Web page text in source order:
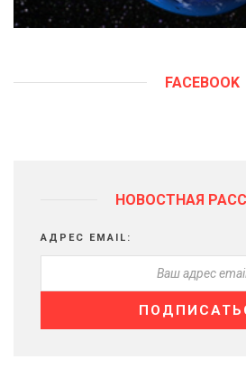
FACEBOOK
НОВОСТНАЯ
АДРЕС EMAIL: